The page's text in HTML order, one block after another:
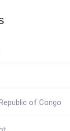
of Congo